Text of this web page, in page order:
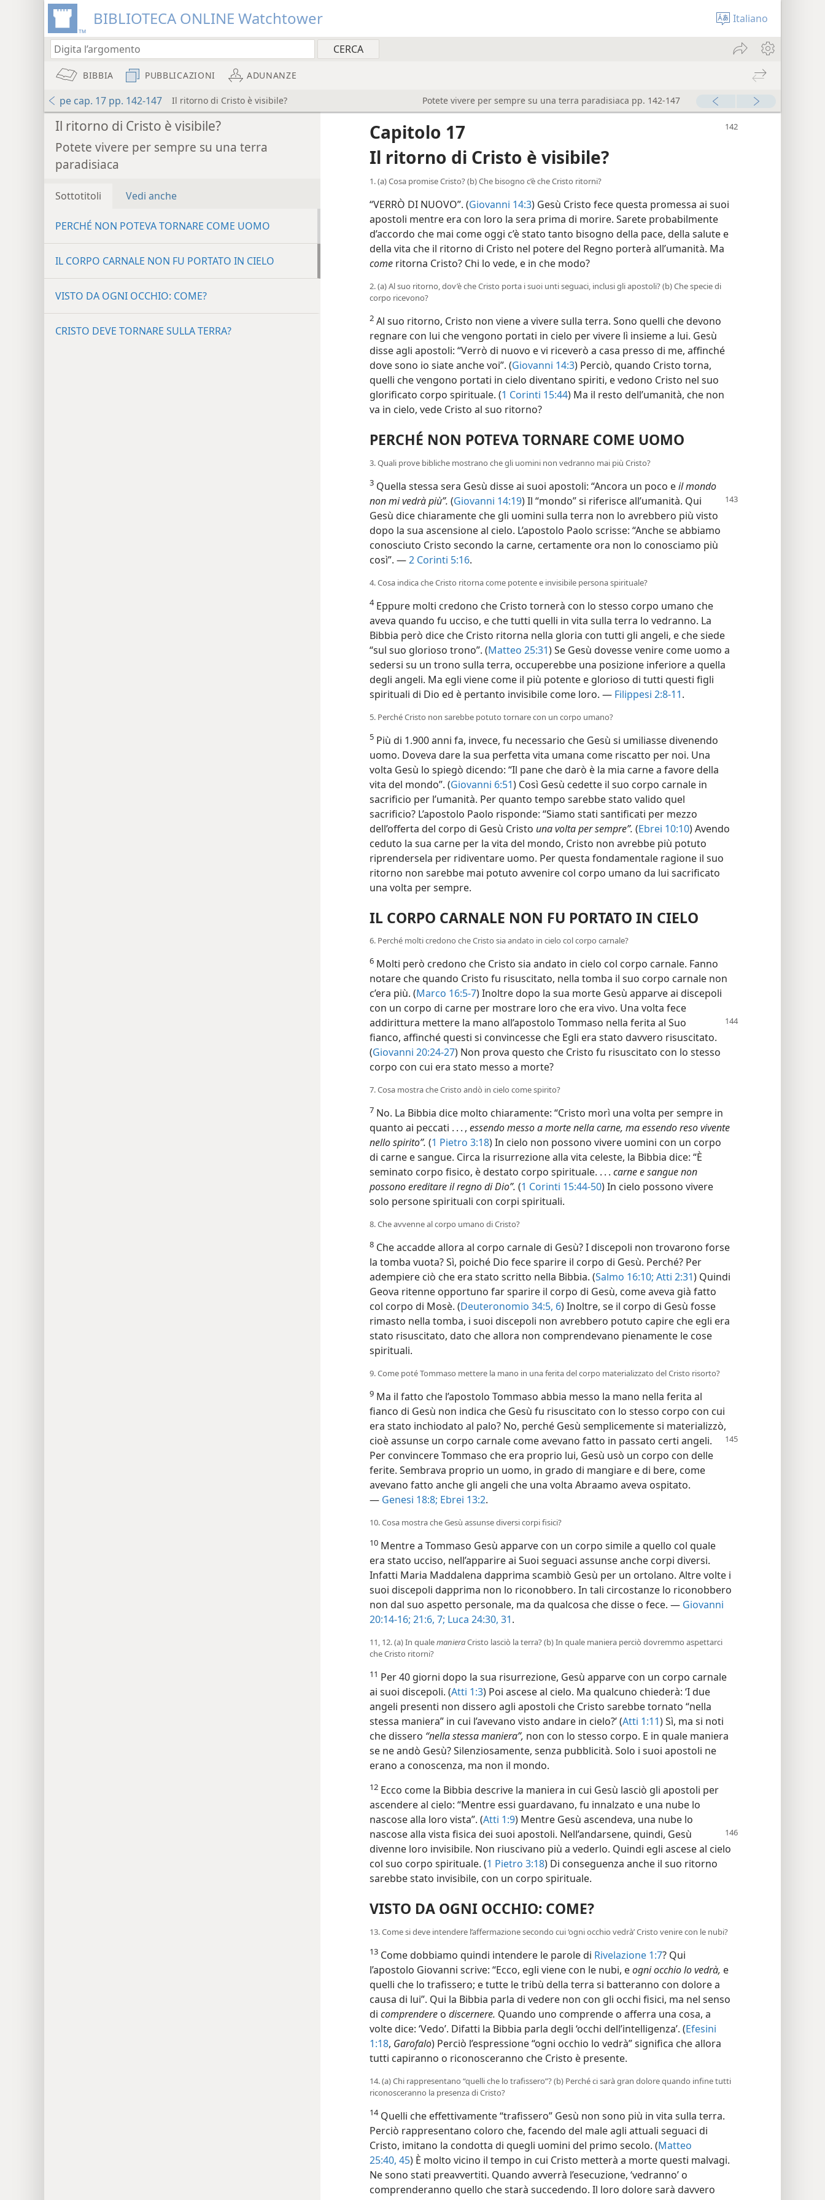
BIBLIOTECA ONLINE Watchtower Italiano
BIBBIA PUBBLICAZIONI ADUNANZE
pe cap. 17 pp. 142-147 Il ritorno di Cristo è visibile? Potete vivere per sempre su una terra paradisiaca pp. 142-147
Il ritorno di Cristo è visibile?
Potete vivere per sempre su una terra
paradisiaca
Sottotitoli Vedi anche
PERCHÉ NON POTEVA TORNARE COME UOMO
IL CORPO CARNALE NON FU PORTATO IN CIELO
VISTO DA OGNI OCCHIO: COME?
CRISTO DEVE TORNARE SULLA TERRA?
Capitolo 17
Il ritorno di Cristo è visibile?
1. (a) Cosa promise Cristo? (b) Che bisogno c’è che Cristo ritorni?
“VERRÒ DI NUOVO”. (Giovanni 14:3) Gesù Cristo fece questa promessa ai suoi
apostoli mentre era con loro la sera prima di morire. Sarete probabilmente
d’accordo che mai come oggi c’è stato tanto bisogno della pace, della salute e
della vita che il ritorno di Cristo nel potere del Regno porterà all’umanità. Ma
come ritorna Cristo? Chi lo vede, e in che modo?
2. (a) Al suo ritorno, dov’è che Cristo porta i suoi unti seguaci, inclusi gli apostoli? (b) Che specie di
corpo ricevono?
2 Al suo ritorno, Cristo non viene a vivere sulla terra. Sono quelli che devono
regnare con lui che vengono portati in cielo per vivere lì insieme a lui. Gesù
disse agli apostoli: “Verrò di nuovo e vi riceverò a casa presso di me, affinché
dove sono io siate anche voi”. (Giovanni 14:3) Perciò, quando Cristo torna,
quelli che vengono portati in cielo diventano spiriti, e vedono Cristo nel suo
glorificato corpo spirituale. (1 Corinti 15:44) Ma il resto dell’umanità, che non
va in cielo, vede Cristo al suo ritorno?
PERCHÉ NON POTEVA TORNARE COME UOMO
3. Quali prove bibliche mostrano che gli uomini non vedranno mai più Cristo?
3 Quella stessa sera Gesù disse ai suoi apostoli: “Ancora un poco eil mondo
non mi vedrà più”. (Giovanni 14:19) Il “mondo” si riferisce all’umanità. Qui
Gesù dice chiaramente che gli uomini sulla terra non lo avrebbero più visto
dopo la sua ascensione al cielo. L’apostolo Paolo scrisse: “Anche se abbiamo
conosciuto Cristo secondo la carne, certamente ora non lo conosciamo più
così”. —2 Corinti 5:16.
4. Cosa indica che Cristo ritorna come potente e invisibile persona spirituale?
4Eppure molti credono che Cristo tornerà con lo stesso corpo umano che
aveva quando fu ucciso, e che tutti quelli in vita sulla terra lo vedranno. La
Bibbia però dice che Cristo ritorna nella gloria con tutti gli angeli, e che siede
“sul suo glorioso trono”. (Matteo 25:31) Se Gesù dovesse venire come uomo a
sedersi su un trono sulla terra, occuperebbe una posizione inferiore a quella
degli angeli. Ma egli viene come il più potente e glorioso di tutti questi figli
spirituali di Dio ed è pertanto invisibile come loro. — Filippesi 2:8-11.
5. Perché Cristo non sarebbe potuto tornare con un corpo umano?
5 Più di 1.900 anni fa, invece, fu necessario che Gesù si umiliasse divenendo
uomo. Doveva dare la sua perfetta vita umana come riscatto per noi. Una
volta Gesù lo spiegò dicendo: “Il pane che darò è la mia carne a favore della
vita del mondo”. (Giovanni 6:51) Così Gesù cedette il suo corpo carnale in
sacrificio per l’umanità. Per quanto tempo sarebbe stato valido quel
sacrificio? L’apostolo Paolo risponde: “Siamo stati santificati per mezzo
dell’offerta del corpo di Gesù Cristo una volta per sempre”. (Ebrei 10:10) Avendo
ceduto la sua carne per la vita del mondo, Cristo non avrebbe più potuto
riprendersela per ridiventare uomo. Per questa fondamentale ragione il suo
ritorno non sarebbe mai potuto avvenire col corpo umano da lui sacrificato
una volta per sempre.
IL CORPO CARNALE NON FU PORTATO IN CIELO
6. Perché molti credono che Cristo sia andato in cielo col corpo carnale?
6 Molti però credono che Cristo sia andato in cielo col corpo carnale. Fanno
notare che quando Cristo fu risuscitato, nella tomba il suo corpo carnale non
c’era più. (Marco 16:5-7) Inoltre dopo la sua morte Gesù apparve ai discepoli
con un corpo di carne per mostrare loro che era vivo. Una volta fece
addirittura mettere la mano all’apostolo Tommaso nella ferita al Suo
fianco, affinché questi si convincesse che Egli era stato davvero risuscitato.
(Giovanni 20:24-27) Non prova questo che Cristo fu risuscitato con lo stesso
corpo con cui era stato messo a morte?
7. Cosa mostra che Cristo andò in cielo come spirito?
7 No. La Bibbia dice molto chiaramente: “Cristo morì una volta per sempre in
quanto ai peccati . . . , essendo messo a morte nella carne, ma essendo reso vivente
nello spirito”. (1 Pietro 3:18) In cielo non possono vivere uomini con un corpo
di carne e sangue. Circa la risurrezione alla vita celeste, la Bibbia dice: “È
seminato corpo fisico, è destato corpo spirituale. . . . carne e sangue non
possono ereditare il regno di Dio”. (1 Corinti 15:44-50) In cielo possono vivere
solo persone spirituali con corpi spirituali.
8. Che avvenne al corpo umano di Cristo?
8 Che accadde allora al corpo carnale di Gesù? I discepoli non trovarono forse
la tomba vuota? Sì, poiché Dio fece sparire il corpo di Gesù. Perché? Per
adempiere ciò che era stato scritto nella Bibbia. (Salmo 16:10; Atti 2:31) Quindi
Geova ritenne opportuno far sparire il corpo di Gesù, come aveva già fatto
col corpo di Mosè. (Deuteronomio 34:5, 6) Inoltre, se il corpo di Gesù fosse
rimasto nella tomba, i suoi discepoli non avrebbero potuto capire che egli era
stato risuscitato, dato che allora non comprendevano pienamente le cose
spirituali.
9. Come poté Tommaso mettere la mano in una ferita del corpo materializzato del Cristo risorto?
9 Ma il fatto che l’apostolo Tommaso abbia messo la mano nella ferita al
fianco di Gesù non indica che Gesù fu risuscitato con lo stesso corpo con cui
era stato inchiodato al palo? No, perché Gesù semplicemente si materializzò,
cioèassunse un corpo carnale come avevano fatto in passato certi angeli.
Per convincere Tommaso che era proprio lui, Gesù usò un corpo con delle
ferite. Sembrava proprio un uomo, in grado di mangiare e di bere, come
avevano fatto anche gli angeli che una volta Abraamo aveva ospitato.
— Genesi 18:8; Ebrei 13:2.
10. Cosa mostra che Gesù assunse diversi corpi fisici?
10 Mentre a Tommaso Gesù apparve con un corpo simile a quello col quale
era stato ucciso, nell’apparire ai Suoi seguaci assunse anche corpi diversi.
Infatti Maria Maddalena dapprima scambiò Gesù per un ortolano. Altre volte i
suoi discepoli dapprima non lo riconobbero. In tali circostanze lo riconobbero
non dal suo aspetto personale, ma da qualcosa che disse o fece. — Giovanni
20:14-16; 21:6, 7; Luca 24:30, 31.
11, 12. (a) In qualemanieraCristo lasciò la terra? (b) In quale maniera perciò dovremmo aspettarci
che Cristo ritorni?
11 Per 40 giorni dopo la sua risurrezione, Gesù apparve con un corpo carnale
ai suoi discepoli. (Atti 1:3) Poi ascese al cielo. Ma qualcuno chiederà: ‘I due
angeli presenti non dissero agli apostoli che Cristo sarebbe tornato “nella
stessa maniera” in cui l’avevano visto andare in cielo?’ (Atti 1:11) Sì, ma si noti
che dissero “nella stessa maniera”, non con lo stesso corpo. E in quale maniera
se ne andò Gesù? Silenziosamente, senza pubblicità. Solo i suoi apostoli ne
erano a conoscenza, ma non il mondo.
12 Ecco come la Bibbia descrive la maniera in cui Gesù lasciò gli apostoli per
ascendere al cielo: “Mentre essi guardavano, fu innalzato e una nube lo
nascose alla loro vista”. (Atti 1:9) Mentre Gesù ascendeva, una nube lo
nascose alla vista fisica dei suoi apostoli. Nell’andarsene, quindi, Gesù
divenne loro invisibile. Non riuscivano più a vederlo. Quindi egli ascese al cielo
col suo corpo spirituale. (1 Pietro 3:18) Di conseguenza anche il suo ritorno
sarebbe stato invisibile, con un corpo spirituale.
VISTO DA OGNI OCCHIO: COME?
13. Come si deve intendere l’affermazione secondo cui ‘ogni occhio vedrà’ Cristo venire con le nubi?
13 Come dobbiamo quindi intendere le parole di Rivelazione 1:7? Qui
l’apostolo Giovanni scrive: “Ecco, egli viene con le nubi, eogni occhio lo vedrà, e
quelli che lo trafissero; e tutte le tribù della terra si batteranno con dolore a
causa di lui”. Qui la Bibbia parla di vedere non con gli occhi fisici, ma nel senso
di comprendere o discernere. Quando uno comprende o afferra una cosa, a
volte dice: ‘Vedo’. Difatti la Bibbia parla degli ‘occhi dell’intelligenza’. (Efesini
1:18, Garofalo) Perciò l’espressione “ogni occhio lo vedrà” significa che allora
tutti capiranno o riconosceranno che Cristo è presente.
14. (a) Chi rappresentano “quelli che lo trafissero”? (b) Perché ci sarà gran dolore quando infine tutti
riconosceranno la presenza di Cristo?
14Quelli che effettivamente “trafissero” Gesù non sono più in vita sulla terra.
Perciò rappresentano coloro che, facendo del male agli attuali seguaci di
Cristo, imitano la condotta di quegli uomini del primo secolo. (Matteo
25:40, 45) È molto vicino il tempo in cui Cristo metterà a morte questi malvagi.
Ne sono stati preavvertiti. Quando avverrà l’esecuzione, ‘vedranno’ o
comprenderanno quello che starà succedendo. Il loro dolore sarà davvero